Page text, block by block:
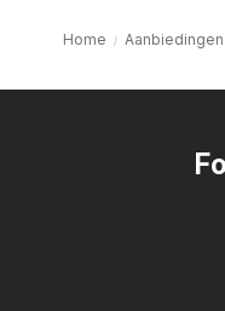
Home